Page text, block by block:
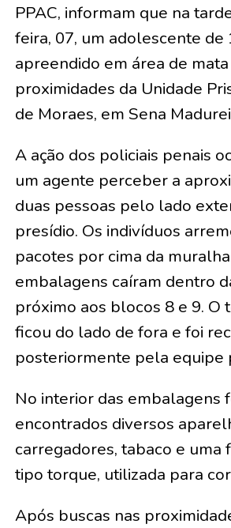
PPAC, informam que na
feira, 07, um adolescente de
apreendido em área de
proximidades da Unidade
de Moraes, em Sena
A ação dos policiais penais
um agente perceber a
duas pessoas pelo lado
presídio. Os indivíduos
pacotes por cima da
embalagens caíram dentro
próximo aos blocos 8 e 9. O
ficou do lado de fora e foi
posteriormente pela equipe
No interior das embalagens
encontrados diversos
carregadores, tabaco e uma
tipo torque, utilizada para
Após buscas nas